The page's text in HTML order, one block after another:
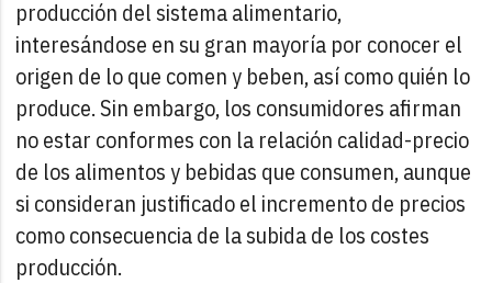
producción del sistema alimentario,
interesándose en su gran mayoría por conocer el
origen de lo que comen y beben, así como quién lo
produce. Sin embargo, los consumidores afirman
no estar conformes con la relación calidad-precio
de los alimentos y bebidas que consumen, aunque
si consideran justificado el incremento de precios
como consecuencia de la subida de los costes
producción.